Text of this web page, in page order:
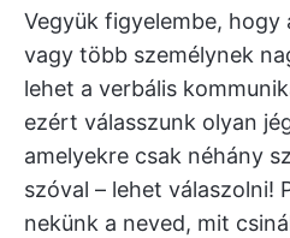
Vegyük figyelembe,
vagy több személynek
lehet a verbális
ezért válasszunk olyan
amelyekre csak néhány
szóval – lehet válaszolni!
nekünk a neved, mit